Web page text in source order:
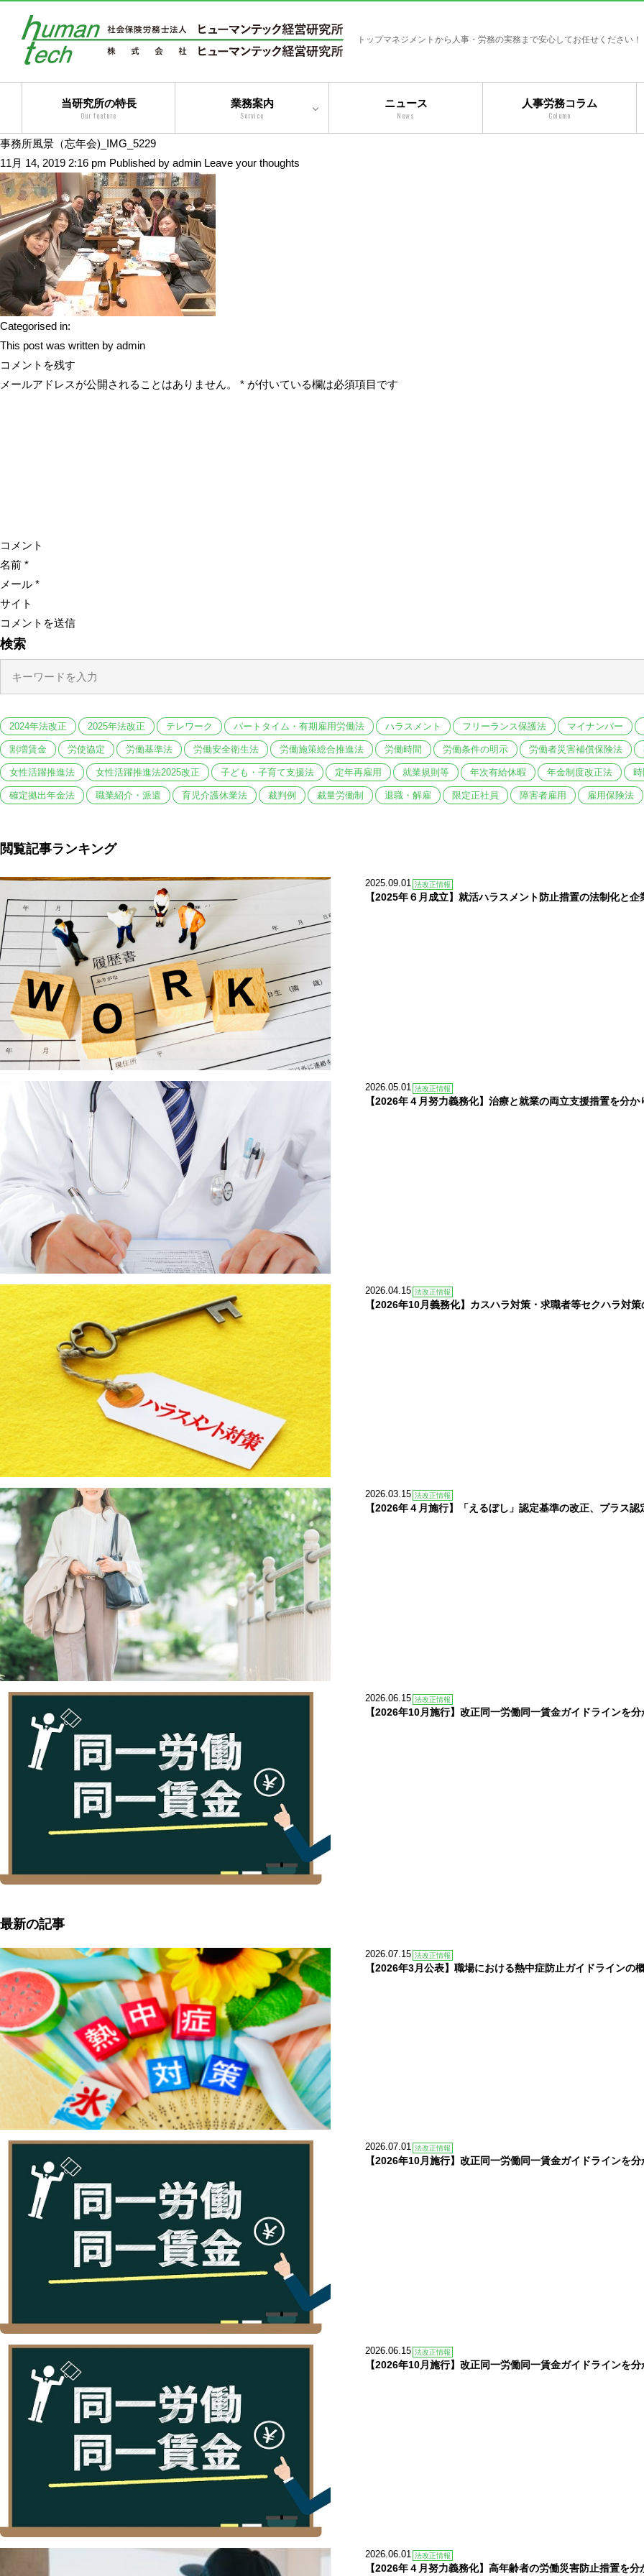
トップマネジメントから人事・労務の実務まで安心してお任せください！
当研究所の特長
Our feature
業務案内
Service
二法人体制によるトータ
ルサービス
コンサルティングサービ
ス
アウトソーシングサービ
ス
トータルサービス
ニュース
News
人事労務コラム
Column
事務所風景（忘年会)_IMG_5229
11月 14, 2019 2:16 pm Published by admin Leave your thoughts
Categorised in:
This post was written by admin
コメントを残す
メールアドレスが公開されることはありません。
* が付いている欄は必須項目です
コメント
名前 *
メール *
サイト
検索
2024年法改正 2025年法改正 テレワーク パートタイム・有期雇用労働法 ハラスメント フリーランス保護法 マイナンバー
割増賃金 労使協定 労働基準法 労働安全衛生法 労働施策総合推進法 労働時間 労働条件の明示 労働者災害補償保険法
女性活躍推進法 女性活躍推進法2025改正 子ども・子育て支援法 定年再雇用 就業規則等 年次有給休暇 年金制度改正法
確定拠出年金法 職業紹介・派遣 育児介護休業法 裁判例 裁量労働制 退職・解雇 限定正社員 障害者雇用 雇用保険法
閲覧記事ランキング
2025.09.01 法改正情報
【2025年６月成立】就活ハラスメント防止措置の法制化と企
2026.05.01 法改正情報
【2026年４月努力義務化】治療と就業の両立支援措置を分か
2026.04.15 法改正情報
【2026年10月義務化】カスハラ対策・求職者等セクハラ対
2026.03.15 法改正情報
【2026年４月施行】「えるぼし」認定基準の改正、プラ
2026.06.15 法改正情報
【2026年10月施行】改正同一労働同一賃金ガイドラインを分
最新の記事
2026.07.15 法改正情報
【2026年3月公表】職場における熱中症防止ガイドラインの
2026.07.01 法改正情報
【2026年10月施行】改正同一労働同一賃金ガイドラインを分
2026.06.15 法改正情報
【2026年10月施行】改正同一労働同一賃金ガイドラインを分
2026.06.01 法改正情報
【2026年４月努力義務化】高年齢者の労働災害防止措置を分